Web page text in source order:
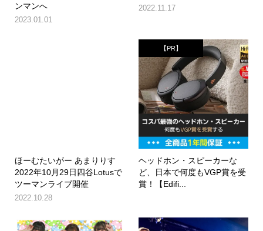
ンマンへ
2023.01.01
2022.11.17
ほーむたいがー あまりりす
2022年10月29日四谷Lotusで
ツーマンライブ開催
2022.10.28
【PR】
ヘッドホン・スピーカーな
ど、日本で何度もVGP賞を受
賞！【Edifi...